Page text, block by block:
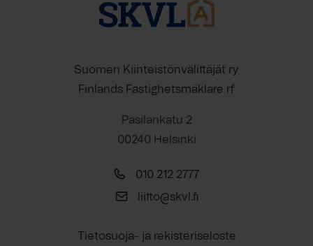
Suomen Kiinteistönvälittäjät ry
Finlands Fastighetsmäklare rf
Pasilankatu 2
00240 Helsinki
010 212 2777
liitto@skvl.fi
Tietosuoja- ja rekisteriseloste